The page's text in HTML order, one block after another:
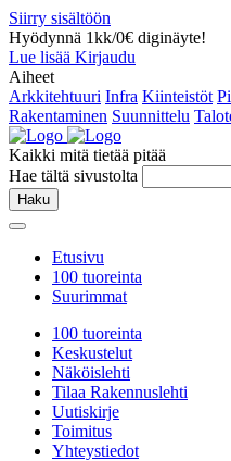
Siirry sisältöön
Hyödynnä 1kk/0€ diginäyte!
Lue lisää Kirjaudu
Aiheet
Arkkitehtuuri Infra Kiinteistöt
Rakentaminen Suunnittelu
Kaikki mitä tietää pitää
Hae tältä sivustolta
Haku
Etusivu
100 tuoreinta
Suurimmat
100 tuoreinta
Keskustelut
Näköislehti
Tilaa Rakennuslehti
Uutiskirje
Toimitus
Yhteystiedot